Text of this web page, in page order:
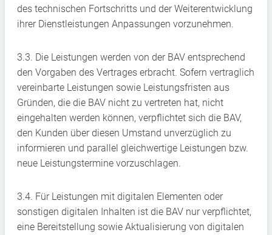
des technischen Fortschritts und der Weiterentwicklung
ihrer Dienstleistungen Anpassungen vorzunehmen.
3.3. Die Leistungen werden von der BAV entsprechend
den Vorgaben des Vertrages erbracht. Sofern vertraglich
vereinbarte Leistungen sowie Leistungsfristen aus
Gründen, die die BAV nicht zu vertreten hat, nicht
eingehalten werden können, verpflichtet sich die BAV,
den Kunden über diesen Umstand unverzüglich zu
informieren und parallel gleichwertige Leistungen bzw.
neue Leistungstermine vorzuschlagen.
3.4. Für Leistungen mit digitalen Elementen oder
sonstigen digitalen Inhalten ist die BAV nur verpflichtet,
eine Bereitstellung sowie Aktualisierung von digitalen